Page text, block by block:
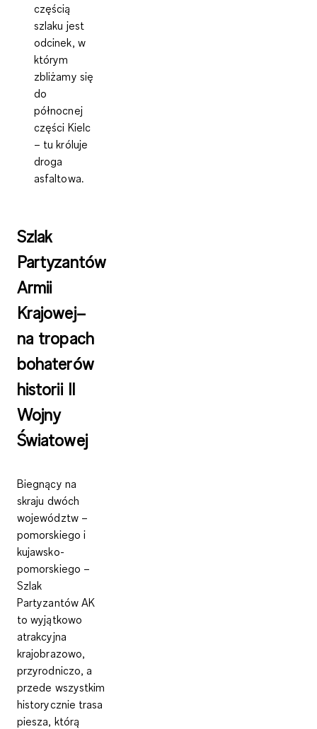
częścią
szlaku jest
odcinek, w
którym
zbliżamy się
do
północnej
części Kielc
– tu króluje
droga
asfaltowa.
Szlak
Partyzantów
Armii
Krajowej–
na tropach
bohaterów
historii II
Wojny
Światowej
Biegnący na
skraju dwóch
województw –
pomorskiego i
kujawsko-
pomorskiego –
Szlak
Partyzantów AK
to wyjątkowo
atrakcyjna
krajobrazowo,
przyrodniczo, a
przede wszystkim
historycznie trasa
piesza, którą